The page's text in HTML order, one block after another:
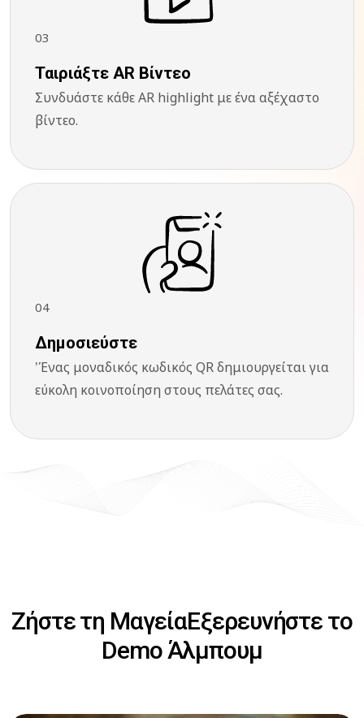
03
Ταιριάξτε AR Βίντεο
Συνδυάστε κάθε AR highlight με ένα αξέχαστο
βίντεο.
04
Δημοσιεύστε
'Ένας μοναδικός κωδικός QR δημιουργείται για
εύκολη κοινοποίηση στους πελάτες σας.
Ζήστε τη ΜαγείαΕξερευνήστε το
Demo Άλμπουμ